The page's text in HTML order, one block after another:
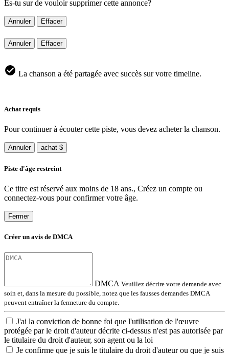
Es-tu sur de vouloir supprimer cette annonce?
Annuler Effacer
Annuler Effacer
La chanson a été partagée avec succès sur votre timeline.
Achat requis
Pour continuer à écouter cette piste, vous devez acheter la chanson.
Annuler achat $
Piste d'âge restreint
Ce titre est réservé aux moins de 18 ans., Créez un compte ou
connectez-vous pour confirmer votre âge.
Fermer
Créer un avis de DMCA
DMCA Veuillez décrire votre demande avec
soin et, dans la mesure du possible, notez que les fausses demandes DMCA
peuvent entraîner la fermeture du compte.
J'ai la conviction de bonne foi que l'utilisation de l'œuvre
protégée par le droit d'auteur décrite ci-dessus n'est pas autorisée par
le titulaire du droit d'auteur, son agent ou la loi
Je confirme que je suis le titulaire du droit d'auteur ou que je suis